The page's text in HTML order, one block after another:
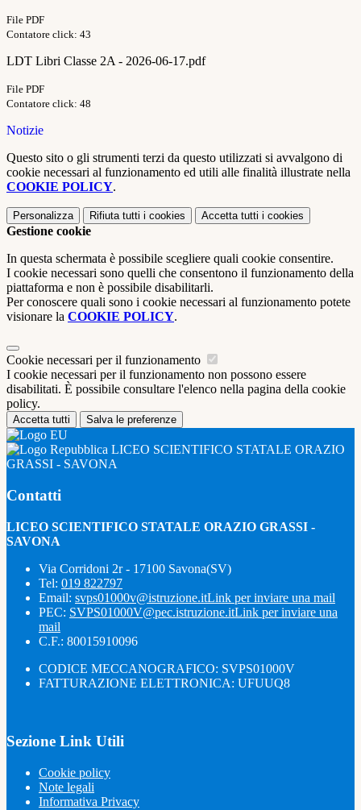
File PDF
Contatore click: 43
LDT Libri Classe 2A - 2026-06-17.pdf
File PDF
Contatore click: 48
Notizie
Questo sito o gli strumenti terzi da questo utilizzati si avvalgono di
cookie necessari al funzionamento ed utili alle finalità illustrate nella
COOKIE POLICY.
Personalizza Rifiuta tutti i cookies Accetta tutti i cookies
Gestione cookie
In questa schermata è possibile scegliere quali cookie consentire.
I cookie necessari sono quelli che consentono il funzionamento della
piattaforma e non è possibile disabilitarli.
Per conoscere quali sono i cookie necessari al funzionamento potete
visionare la COOKIE POLICY.
Cookie necessari per il funzionamento
I cookie necessari per il funzionamento non possono essere
disabilitati. È possibile consultare l'elenco nella pagina della cookie
policy.
Accetta tutti Salva le preferenze
LICEO SCIENTIFICO STATALE ORAZIO
GRASSI - SAVONA
Contatti
LICEO SCIENTIFICO STATALE ORAZIO GRASSI -
SAVONA
Via Corridoni 2r - 17100 Savona(SV)
Tel: 019 822797
Email: svps01000v@istruzione.itLink per inviare una mail
PEC: SVPS01000V@pec.istruzione.itLink per inviare una
mail
C.F.: 80015910096
CODICE MECCANOGRAFICO: SVPS01000V
FATTURAZIONE ELETTRONICA: UFUUQ8
Sezione Link Utili
Cookie policy
Note legali
Informativa Privacy